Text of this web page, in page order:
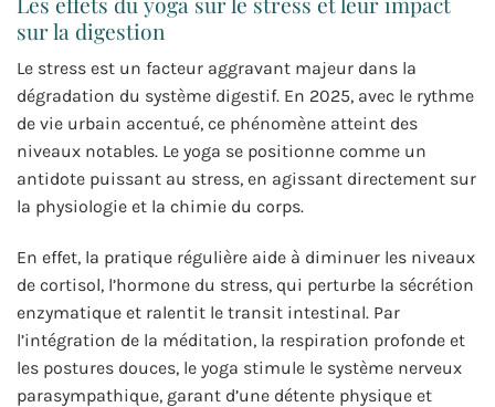
sur la digestion
Le stress est un facteur aggravant majeur dans la
dégradation du système digestif. En 2025, avec le rythme
de vie urbain accentué, ce phénomène atteint des
niveaux notables. Le yoga se positionne comme un
antidote puissant au stress, en agissant directement sur
la physiologie et la chimie du corps.
En effet, la pratique régulière aide à diminuer les niveaux
de cortisol, l’hormone du stress, qui perturbe la sécrétion
enzymatique et ralentit le transit intestinal. Par
l’intégration de la méditation, la respiration profonde et
les postures douces, le yoga stimule le système nerveux
parasympathique, garant d’une détente physique et